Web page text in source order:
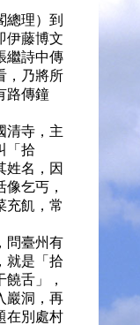
理）到
伊藤博文
繼詩中傳
，乃將所
路傳鐘
清寺，主
「拾
姓名，因
乞丐，
充飢，常
問臺州有
就是「拾
舌」，
巖洞，再
在別處村